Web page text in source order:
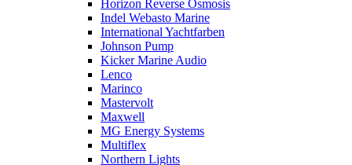
Horizon Reverse Osmosis
Indel Webasto Marine
International Yachtfarben
Johnson Pump
Kicker Marine Audio
Lenco
Marinco
Mastervolt
Maxwell
MG Energy Systems
Multiflex
Northern Lights